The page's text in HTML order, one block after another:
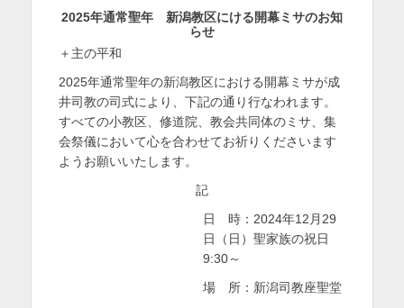
2025年通常聖年 新潟教区にける開幕ミサのお知
らせ
＋主の平和
2025年通常聖年の新潟教区における開幕ミサが成
井司教の司式により、下記の通り行なわれます。
すべての小教区、修道院、教会共同体のミサ、集
会祭儀において心を合わせてお祈りくださいます
ようお願いいたします。
記
日 時：2024年12月29
日（日）聖家族の祝日
9:30～
場 所：新潟司教座聖堂